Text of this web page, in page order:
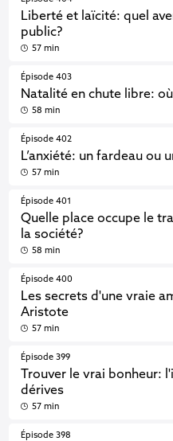
Liberté et laïcité: quel
public?
57 min
Épisode 403
Natalité en chute libre:
58 min
Épisode 402
L’anxiété: un fardeau ou
57 min
Épisode 401
Quelle place occupe le
la société?
58 min
Épisode 400
Les secrets d'une vraie
Aristote
57 min
Épisode 399
Trouver le vrai bonheur:
dérives
57 min
Épisode 398